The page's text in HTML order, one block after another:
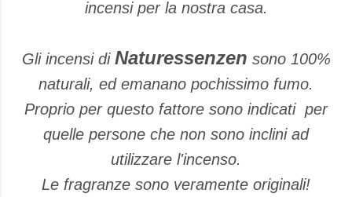
incensi per la nostra casa.
Gli incensi di Naturessenzen sono 100%
naturali, ed emanano pochissimo fumo.
Proprio per questo fattore sono indicati per
quelle persone che non sono inclini ad
utilizzare l'incenso.
Le fragranze sono veramente originali!